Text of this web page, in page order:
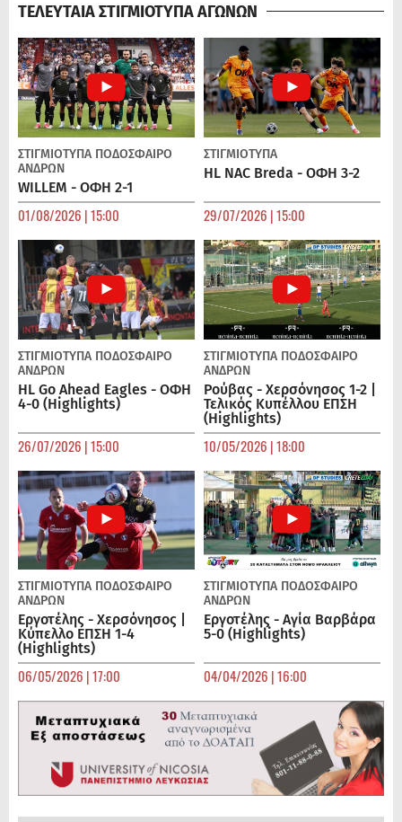
ΤΕΛΕΥΤΑΙΑ ΣΤΙΓΜΙΟΤΥΠΑ ΑΓΩΝΩΝ
ΣΤΙΓΜΙΟΤΥΠΑ ΠΟΔΌΣΦΑΙΡΟ
ΑΝΔΡΏΝ
WILLEM - ΟΦΗ 2-1
01/08/2026 | 15:00
ΣΤΙΓΜΙΟΤΥΠΑ
HL NAC Breda - ΟΦΗ 3-2
29/07/2026 | 15:00
ΣΤΙΓΜΙΟΤΥΠΑ ΠΟΔΌΣΦΑΙΡΟ
ΑΝΔΡΏΝ
HL Go Ahead Eagles - ΟΦΗ
4-0 (Highlights)
26/07/2026 | 15:00
ΣΤΙΓΜΙΟΤΥΠΑ ΠΟΔΌΣΦΑΙΡΟ
ΑΝΔΡΏΝ
Ρούβας - Χερσόνησος 1-2 |
Τελικός Κυπέλλου ΕΠΣΗ
(Highlights)
10/05/2026 | 18:00
ΣΤΙΓΜΙΟΤΥΠΑ ΠΟΔΌΣΦΑΙΡΟ
ΑΝΔΡΏΝ
Εργοτέλης - Χερσόνησος |
Κύπελλο ΕΠΣΗ 1-4
(Highlights)
06/05/2026 | 17:00
ΣΤΙΓΜΙΟΤΥΠΑ ΠΟΔΌΣΦΑΙΡΟ
ΑΝΔΡΏΝ
Εργοτέλης - Αγία Βαρβάρα
5-0 (Highlights)
04/04/2026 | 16:00